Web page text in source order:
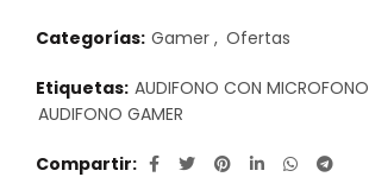
Categorías: Gamer , Ofertas
Etiquetas: AUDIFONO CON MICROFONO
AUDIFONO GAMER
Compartir